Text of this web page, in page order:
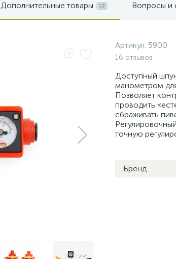
Дополнительные товары 12 Вопросы и
Артикул: 5900
16 отзывов
Доступный
манометром
Позволяет
проводить
сбраживать
точную
Бренд